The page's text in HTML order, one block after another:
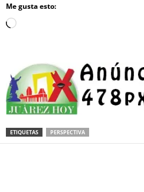
Me gusta esto:
Loading…
ETIQUETAS PERSPECTIVA